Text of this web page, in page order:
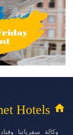
home
وكالة سفرياتنا